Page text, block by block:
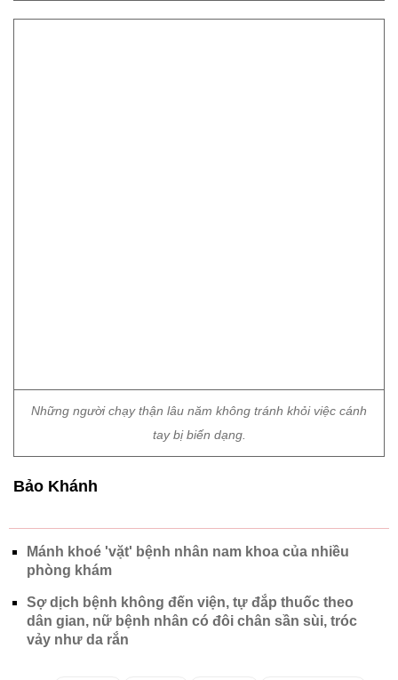
Những người chạy thận lâu năm không tránh khỏi việc cánh
tay bị biến dạng.
Bảo Khánh
Mánh khoé 'vặt' bệnh nhân nam khoa của nhiều
phòng khám
Sợ dịch bệnh không đến viện, tự đắp thuốc theo
dân gian, nữ bệnh nhân có đôi chân sần sùi, tróc
vảy như da rắn